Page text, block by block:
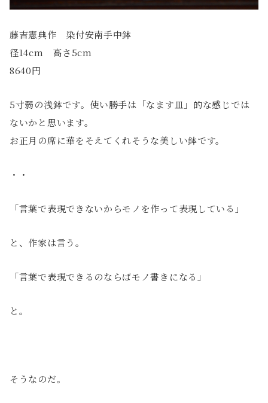
藤吉憲典作 染付安南手中鉢
径14cm 高さ5cm
8640円
5寸弱の浅鉢です。使い勝手は「なます皿」的な感じでは
ないかと思います。
お正月の席に華をそえてくれそうな美しい鉢です。
・・
「言葉で表現できないからモノを作って表現している」
と、作家は言う。
「言葉で表現できるのならばモノ書きになる」
と。
そうなのだ。